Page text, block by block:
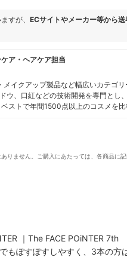
すが、 ECサイトやメーカー等から
ア・ヘアケア担当
イクアップ製品など幅広いカテゴ
ウ、口紅などの技術開発を専門とし
ストで年間1500点以上のコスメを
りません。ご購入にあたっては、各商品に
｜The FACE POiNTER 7th
もぽすぽすしやすく、3本の方